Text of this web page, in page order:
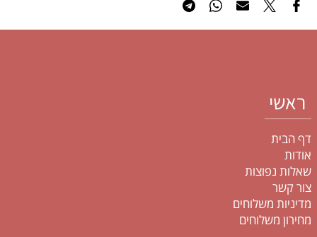
ראשי
דף הבית
אודות
שאלות נפוצות
צור קשר
מדיניות משלוחים
מחירון משלוחים